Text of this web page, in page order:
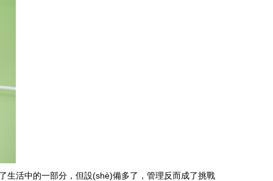
活中的一部分，但設(shè)備多了，管理反而成了挑戰